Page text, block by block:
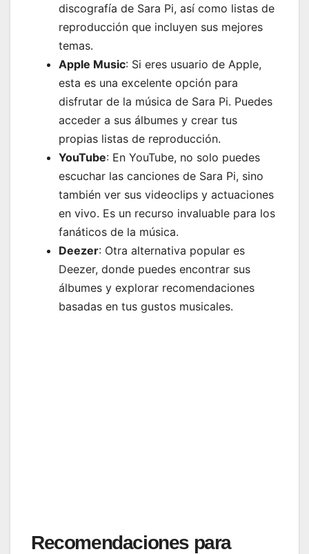
discografía de Sara Pi, así como listas de
reproducción que incluyen sus mejores
temas.
Apple Music: Si eres usuario de Apple,
esta es una excelente opción para
disfrutar de la música de Sara Pi. Puedes
acceder a sus álbumes y crear tus
propias listas de reproducción.
YouTube: En YouTube, no solo puedes
escuchar las canciones de Sara Pi, sino
también ver sus videoclips y actuaciones
en vivo. Es un recurso invaluable para los
fanáticos de la música.
Deezer: Otra alternativa popular es
Deezer, donde puedes encontrar sus
álbumes y explorar recomendaciones
basadas en tus gustos musicales.
Recomendaciones para